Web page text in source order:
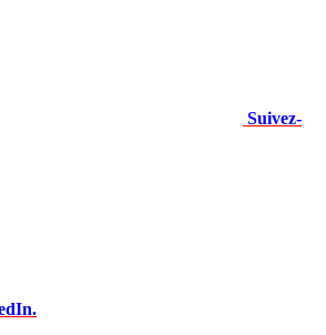
Suivez-